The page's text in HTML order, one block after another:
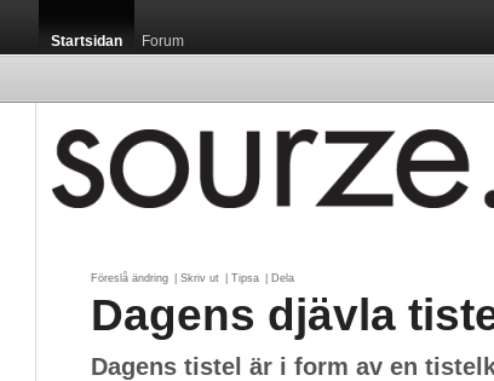
Startsidan Forum
Föreslå ändring Skriv ut Tipsa Dela
Dagens djävla
Dagens tistel är i form av en